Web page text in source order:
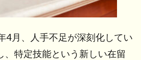
4月、人手不足が深刻化してい
、特定技能という新しい在留